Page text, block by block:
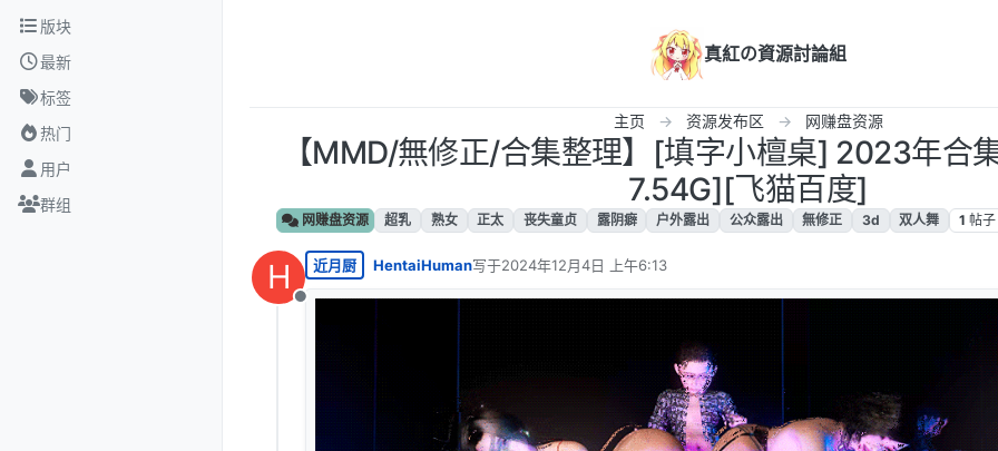
跳转至内容
版块
最新
标签
热门
用户
群组
真紅の資源討論組
主页 资源发布区 网赚盘资源
【MMD/無修正/合集整理】[填字小檀桌] 2023年
7.54G][飞猫百度]
网赚盘资源 超乳 熟女 正太 丧失童贞 露阴癖 户外露出 公众露出 無修正 3d 双人舞 1 帖子
H
离线
近月厨 HentaiHuman写于2024年12月4日 上午6:13
最后由 编辑